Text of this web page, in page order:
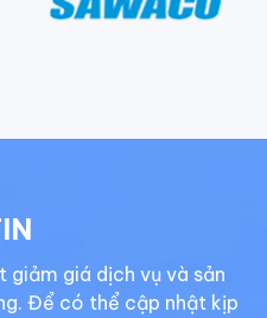
giảm giá dịch vụ và sản
Để có thể cập nhật kịp